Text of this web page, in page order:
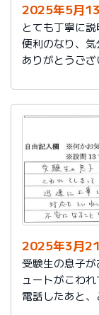
2025年5月
とても丁寧に
便利のなり、気
ありがとうござ
2025年3月
受験生の息子
ュートがこわ
電話したあと